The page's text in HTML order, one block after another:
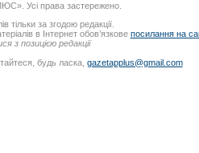
Усі права застережено.
тільки за згодою редакції.
в Інтернет обов’язкове посилання на
з позицією редакції
будь ласка, gazetapplus@gmail.com